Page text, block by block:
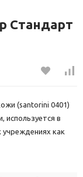
Стандарт
(santorini 0401)
используется в
учреждениях как